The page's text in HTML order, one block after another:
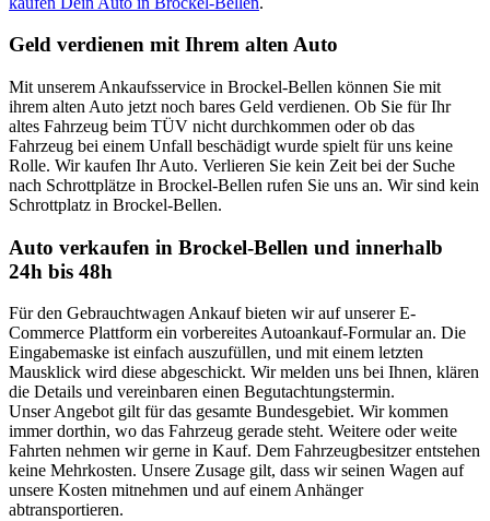
Geld verdienen mit Ihrem alten Auto
Mit unserem Ankaufsservice in Brockel-Bellen können Sie mit
ihrem alten Auto jetzt noch bares Geld verdienen. Ob Sie für Ihr
altes Fahrzeug beim TÜV nicht durchkommen oder ob das
Fahrzeug bei einem Unfall beschädigt wurde spielt für uns keine
Rolle. Wir kaufen Ihr Auto. Verlieren Sie kein Zeit bei der Suche
nach Schrottplätze in Brockel-Bellen rufen Sie uns an. Wir sind kein
Schrottplatz in Brockel-Bellen.
Auto verkaufen in Brockel-Bellen und innerhalb
24h bis 48h
Für den Gebrauchtwagen Ankauf bieten wir auf unserer E-
Commerce Plattform ein vorbereites Autoankauf-Formular an. Die
Eingabemaske ist einfach auszufüllen, und mit einem letzten
Mausklick wird diese abgeschickt. Wir melden uns bei Ihnen, klären
die Details und vereinbaren einen Begutachtungstermin.
Unser Angebot gilt für das gesamte Bundesgebiet. Wir kommen
immer dorthin, wo das Fahrzeug gerade steht. Weitere oder weite
Fahrten nehmen wir gerne in Kauf. Dem Fahrzeugbesitzer entstehen
keine Mehrkosten. Unsere Zusage gilt, dass wir seinen Wagen auf
unsere Kosten mitnehmen und auf einem Anhänger
abtransportieren.